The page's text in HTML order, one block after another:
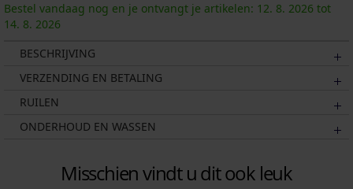
Bestel vandaag nog en je ontvangt je artikelen: 12. 8. 2026 tot
14. 8. 2026
BESCHRIJVING
VERZENDING EN BETALING
RUILEN
ONDERHOUD EN WASSEN
Misschien vindt u dit ook leuk